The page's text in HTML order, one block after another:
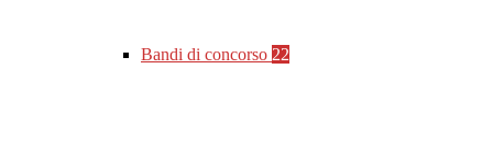
Bandi di concorso 22